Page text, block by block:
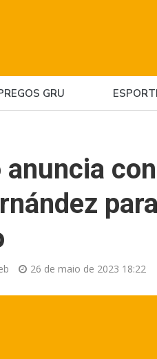
GRU
anuncia
26 de maio de 2023 18:22